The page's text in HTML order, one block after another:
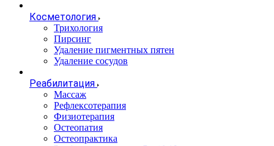
Косметология
Трихология
Пирсинг
Удаление пигментных пятен
Удаление сосудов
Реабилитация
Массаж
Рефлексотерапия
Физиотерапия
Остеопатия
Остеопрактика